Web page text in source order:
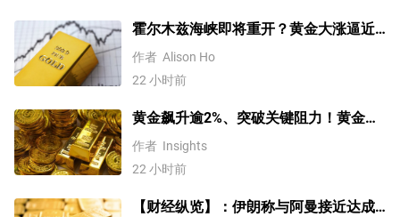
霍尔木兹海峡即将重开？黄金大涨逼近
4200美元！原油价格3连跌
作者 Alison Ho
22 小时前
黄金飙升逾2%、突破关键阻力！黄金、
WTI原油、美元指数、纳指100指数技术
分析
作者 Insights
22 小时前
【财经纵览】：伊朗称与阿曼接近达成